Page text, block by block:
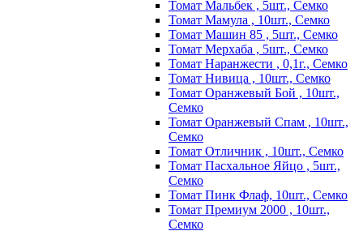
Томат Мальбек , 5шт., Семко
Томат Мамула , 10шт., Семко
Томат Машин 85 , 5шт., Семко
Томат Мерхаба , 5шт., Семко
Томат Наранжести , 0,1г., Семко
Томат Нивица , 10шт., Семко
Томат Оранжевый Бой , 10шт.,
Семко
Томат Оранжевый Спам , 10шт.,
Семко
Томат Отличник , 10шт., Семко
Томат Пасхальное Яйцо , 5шт.,
Семко
Томат Пинк Флаф, 10шт., Семко
Томат Премиум 2000 , 10шт.,
Семко